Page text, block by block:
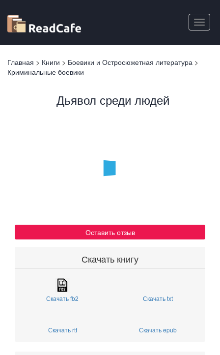
основному
содержанию
Toggle
Вы
здесь
Главная > Книги > Боевики и Остросюжетная литература >
Криминальные боевики
Дьявол среди людей
Оставить отзыв
Скачать книгу
Скачать fb2 Скачать txt
Скачать rtf Скачать epub